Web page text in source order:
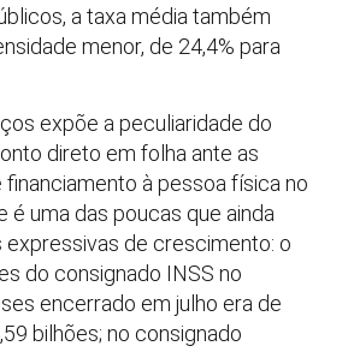
a taxa média também
menor, de 24,4% para
expõe a peculiaridade do
direto em folha ante as
à pessoa física no
é uma das poucas que ainda
expressivas de crescimento: o
do consignado INSS no
encerrado em julho era de
bilhões; no consignado